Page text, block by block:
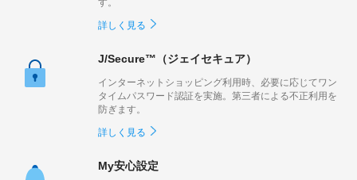
す。
詳しく見る
J/Secure™（ジェイセキュア）
インターネットショッピング利用時、必要に応じてワン
タイムパスワード認証を実施。第三者による不正利用を
防ぎます。
詳しく見る
My安心設定